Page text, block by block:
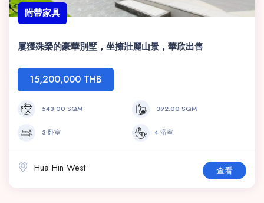
附带家具
屢獲殊榮的豪華別墅，坐擁壯麗山景，華欣出售
15,200,000 THB
543.00 SQM 392.00 SQM
3 卧室 4 浴室
Hua Hin West 查看